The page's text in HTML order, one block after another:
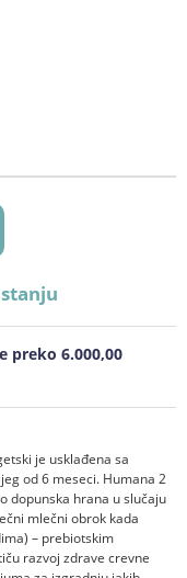
preko 6.000,00
je usklađena sa
od 6 meseci. Humana 2
dopunska hrana u slučaju
mlečni obrok kada
– prebiotskim
razvoj zdrave crevne